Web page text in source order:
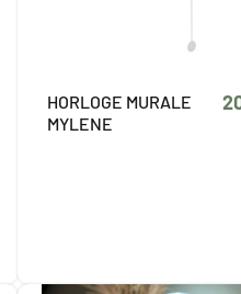
HORLOGE MURALE
MYLENE